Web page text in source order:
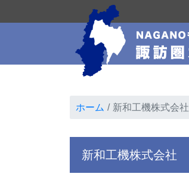
ホーム 新和工機株式会社
新和工機株式会社